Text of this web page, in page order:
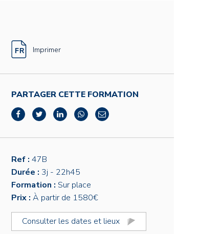
Imprimer
PARTAGER CETTE FORMATION
Ref : 47B
Durée : 3j - 22h45
Formation : Sur place
Prix : À partir de 1580€
Consulter les dates et lieux